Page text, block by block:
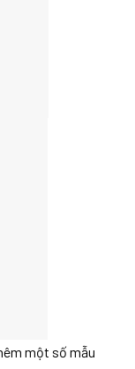
một số mẫu